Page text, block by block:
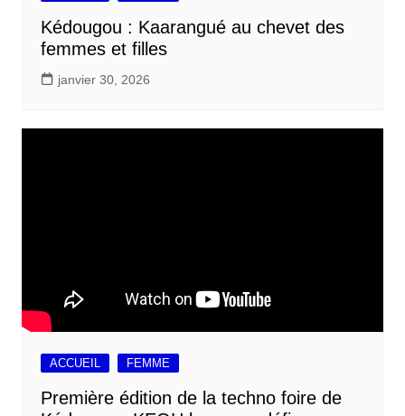
Kédougou : Kaarangué au chevet des
femmes et filles
janvier 30, 2026
ACCUEIL FEMME
Première édition de la techno foire de